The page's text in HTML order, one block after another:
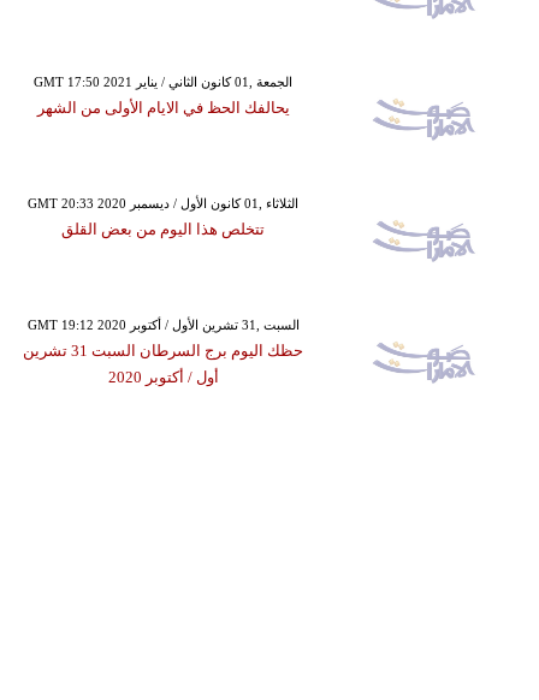
GMT 17:50 2021 الجمعة ,01 كانون الثاني / يناير
يحالفك الحظ في الايام الأولى من الشهر
GMT 20:33 2020 الثلاثاء ,01 كانون الأول / ديسمبر
تتخلص هذا اليوم من بعض القلق
GMT 19:12 2020 السبت ,31 تشرين الأول / أكتوبر
حظك اليوم برج السرطان السبت 31 تشرين
أول / أكتوبر 2020